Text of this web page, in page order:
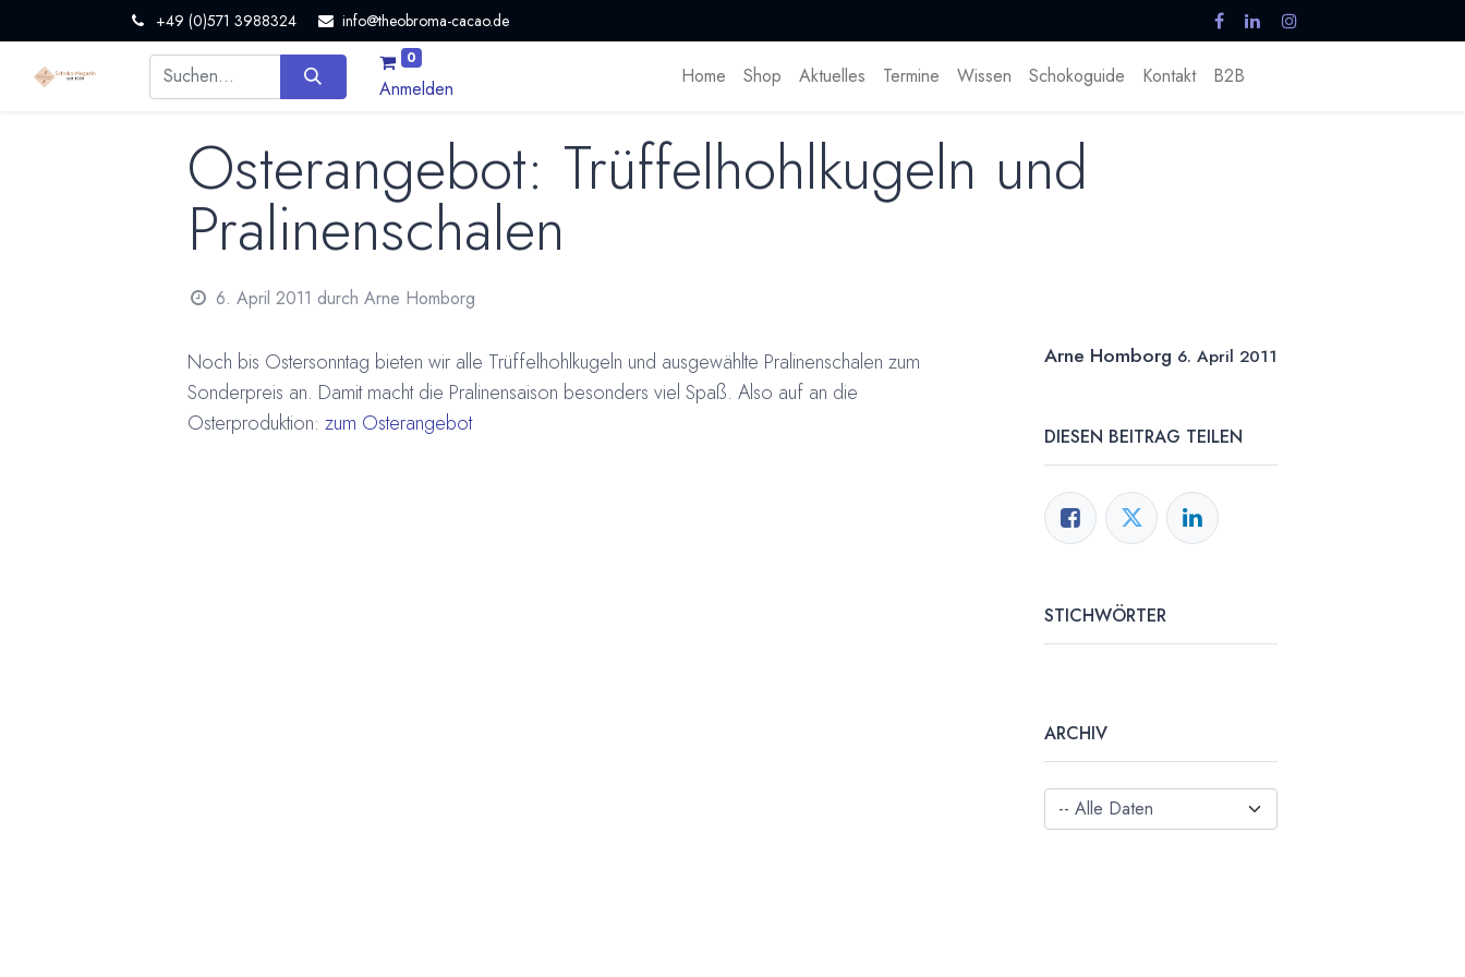
+49 (0)571 3988324 info@theobroma-cacao.de
0
Anmelden
Home Shop Aktuelles Termine Wissen Schokoguide Kontakt B2B
Osterangebot: Trüffelhohlkugeln und
Pralinenschalen
6. April 2011 durch Arne Homborg
Noch bis Ostersonntag bieten wir alle Trüffelhohlkugeln und ausgewählte Pralinenschalen zum
Sonderpreis an. Damit macht die Pralinensaison besonders viel Spaß. Also auf an die
Osterproduktion: zum Osterangebot
Arne Homborg 6. April 2011
DIESEN BEITRAG TEILEN
STICHWÖRTER
ARCHIV